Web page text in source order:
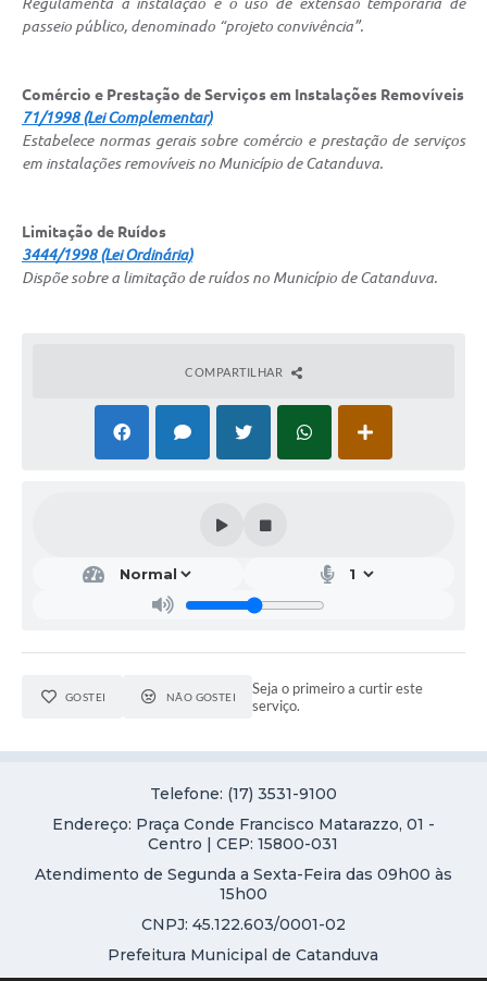
passeio público, denominado “projeto convivência”.
Comércio e Prestação de Serviços em Instalações Removíveis
71/1998 (Lei Complementar)
Estabelece normas gerais sobre comércio e prestação de serviços
em instalações removíveis no Município de Catanduva.
Limitação de Ruídos
3444/1998 (Lei Ordinária)
Dispõe sobre a limitação de ruídos no Município de Catanduva.
COMPARTILHAR
GOSTEI NÃO GOSTEI
Seja o primeiro a curtir este
serviço.
Telefone: (17) 3531-9100
Endereço: Praça Conde Francisco Matarazzo, 01 -
Centro | CEP: 15800-031
Atendimento de Segunda a Sexta-Feira das 09h00 às
15h00
CNPJ: 45.122.603/0001-02
Prefeitura Municipal de Catanduva